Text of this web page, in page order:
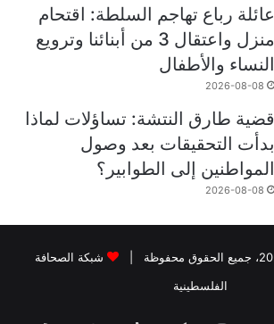
عائلة رباع تهاجم السلطة: اقتحام
منزل واعتقال 3 من أبنائنا وترويع
النساء والأطفال
2026-08-08
قضية طارق النتشة: تساؤلات لماذا
بدأت التحقيقات بعد وصول
المواطنين إلى الطوابير؟
2026-08-08
شبكة الصحافة
الفلسطينية